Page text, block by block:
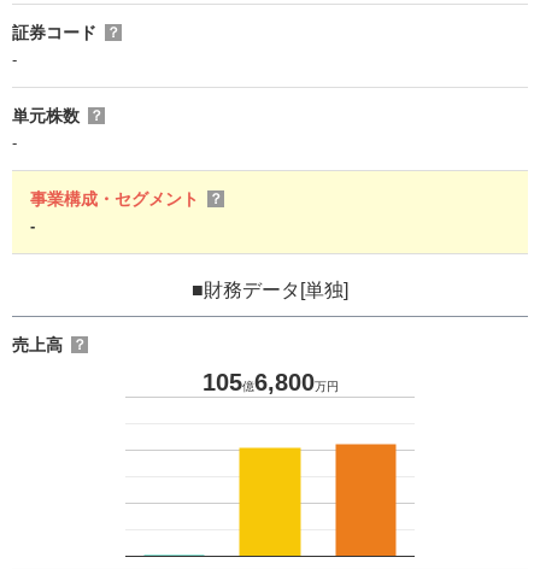
証券コード ？
-
単元株数 ？
-
事業構成・セグメント ？
-
■財務データ[単独]
売上高 ？
105億6,800万円